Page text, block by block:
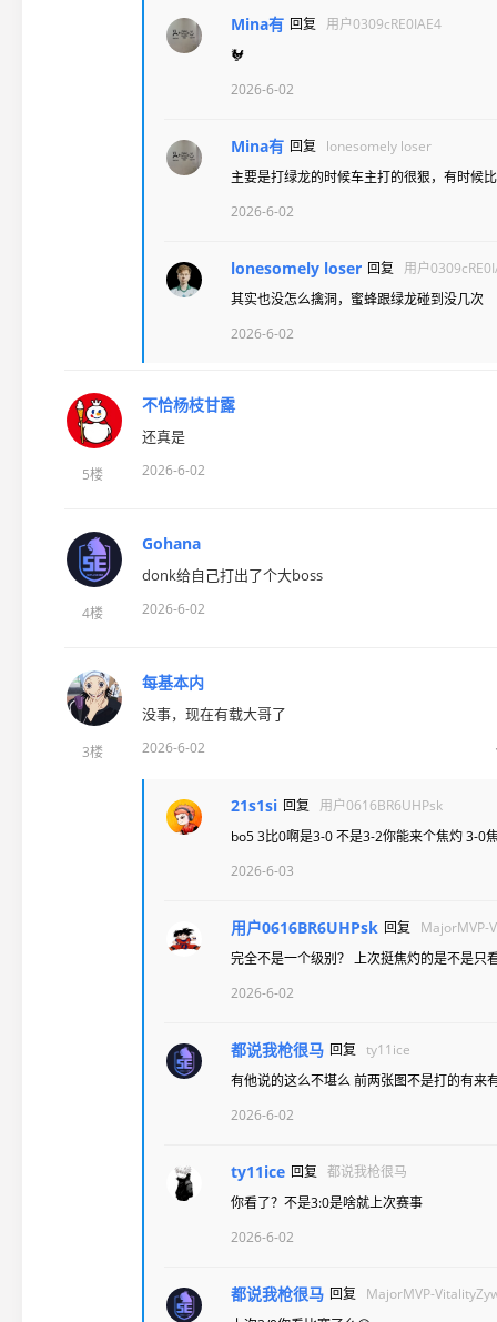
Mina有 回复
用户0309cRE0IAE4
🐓
2026-6-02
Mina有 回复
lonesomely loser
主要是打绿龙的时候车主打的很狠，有时候
2026-6-02
lonesomely loser 回复
用户
其实也没怎么擒洞，蜜蜂跟绿龙碰到没几次
2026-6-02
5楼
不恰杨枝甘露
还真是
2026-6-02
4楼
Gohana
donk给自己打出了个大boss
2026-6-02
3楼
每基本内
没事，现在有载大哥了
2026-6-02
21s1si 回复
用户0616BR6UHPsk
bo5 3比0啊是3-0 不是3-2你能来个焦灼 3-0
2026-6-03
用户0616BR6UHPsk 回复
MajorMVP-
完全不是一个级别？ 上次挺焦灼的是不是只
2026-6-02
都说我枪很马 回复 ty11ice
有他说的这么不堪么 前两张图不是打的有来
2026-6-02
ty11ice 回复 都说我枪很马
你看了？不是3:0是啥就上次赛事
2026-6-02
都说我枪很马 回复
MajorMVP-